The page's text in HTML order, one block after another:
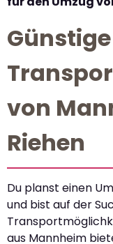
Günstige
von
Riehen
Du planst einen
und bist auf der
aus Mannheim